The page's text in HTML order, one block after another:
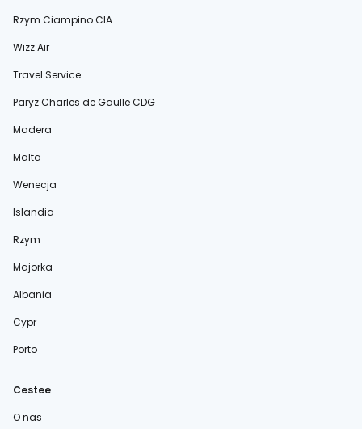
Rzym Ciampino CIA
Wizz Air
Travel Service
Paryż Charles de Gaulle CDG
Madera
Malta
Wenecja
Islandia
Rzym
Majorka
Albania
Cypr
Porto
Cestee
O nas